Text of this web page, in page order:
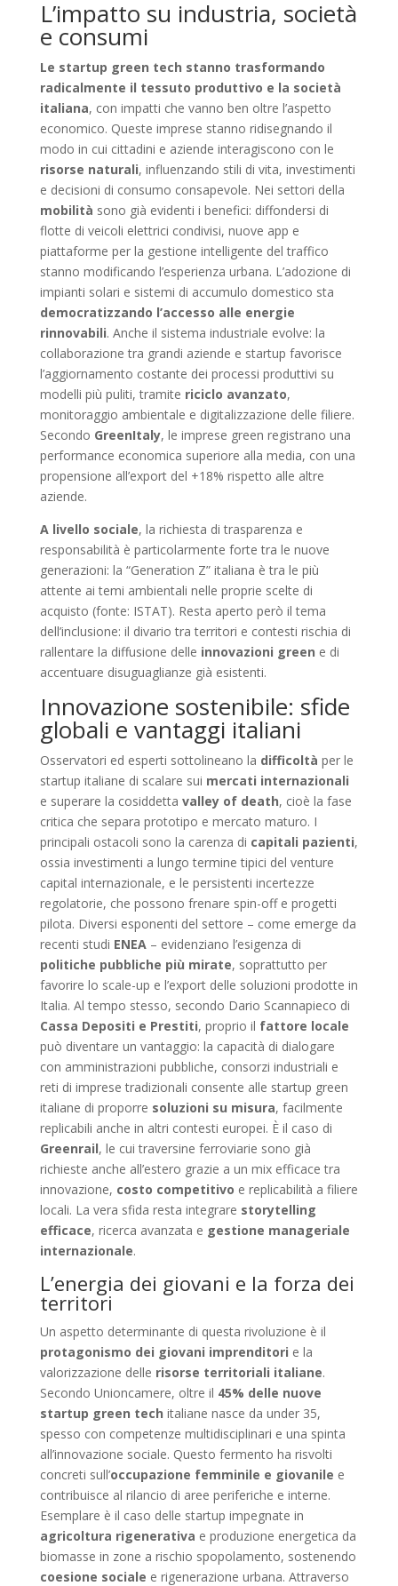
L’impatto su industria, società
e consumi
Le startup green tech stanno trasformando
radicalmente il tessuto produttivo e la società
italiana, con impatti che vanno ben oltre l’aspetto
economico. Queste imprese stanno ridisegnando il
modo in cui cittadini e aziende interagiscono con le
risorse naturali, influenzando stili di vita, investimenti
e decisioni di consumo consapevole. Nei settori della
mobilità sono già evidenti i benefici: diffondersi di
flotte di veicoli elettrici condivisi, nuove app e
piattaforme per la gestione intelligente del traffico
stanno modificando l’esperienza urbana. L’adozione di
impianti solari e sistemi di accumulo domestico sta
democratizzando l’accesso alle energie
rinnovabili. Anche il sistema industriale evolve: la
collaborazione tra grandi aziende e startup favorisce
l’aggiornamento costante dei processi produttivi su
modelli più puliti, tramite riciclo avanzato,
monitoraggio ambientale e digitalizzazione delle filiere.
Secondo GreenItaly, le imprese green registrano una
performance economica superiore alla media, con una
propensione all’export del +18% rispetto alle altre
aziende.
A livello sociale, la richiesta di trasparenza e
responsabilità è particolarmente forte tra le nuove
generazioni: la “Generation Z” italiana è tra le più
attente ai temi ambientali nelle proprie scelte di
acquisto (fonte: ISTAT). Resta aperto però il tema
dell’inclusione: il divario tra territori e contesti rischia di
rallentare la diffusione delle innovazioni green e di
accentuare disuguaglianze già esistenti.
Innovazione sostenibile: sfide
globali e vantaggi italiani
Osservatori ed esperti sottolineano la difficoltà per le
startup italiane di scalare sui mercati internazionali
e superare la cosiddetta valley of death, cioè la fase
critica che separa prototipo e mercato maturo. I
principali ostacoli sono la carenza di capitali pazienti,
ossia investimenti a lungo termine tipici del venture
capital internazionale, e le persistenti incertezze
regolatorie, che possono frenare spin-off e progetti
pilota. Diversi esponenti del settore – come emerge da
recenti studi ENEA– evidenziano l’esigenza di
politiche pubbliche più mirate, soprattutto per
favorire lo scale-up e l’export delle soluzioni prodotte in
Italia. Al tempo stesso, secondo Dario Scannapieco di
Cassa Depositi e Prestiti, proprio il fattore locale
può diventare un vantaggio: la capacità di dialogare
con amministrazioni pubbliche, consorzi industriali e
reti di imprese tradizionali consente alle startup green
italiane di proporre soluzioni su misura, facilmente
replicabili anche in altri contesti europei. È il caso di
Greenrail, le cui traversine ferroviarie sono già
richieste anche all’estero grazie a un mix efficace tra
innovazione, costo competitivo e replicabilità a filiere
locali. La vera sfida resta integrare storytelling
efficace, ricerca avanzata e gestione manageriale
internazionale.
L’energia dei giovani e la forza dei
territori
Un aspetto determinante di questa rivoluzione è il
protagonismo dei giovani imprenditori e la
valorizzazione delle risorse territoriali italiane.
Secondo Unioncamere, oltre il 45% delle nuove
startup green tech italiane nasce da under 35,
spesso con competenze multidisciplinari e una spinta
all’innovazione sociale. Questo fermento ha risvolti
concreti sull’occupazione femminile e giovanile e
contribuisce al rilancio di aree periferiche e interne.
Esemplare è il caso delle startup impegnate in
agricoltura rigenerativa e produzione energetica da
biomasse in zone a rischio spopolamento, sostenendo
coesione sociale e rigenerazione urbana. Attraverso